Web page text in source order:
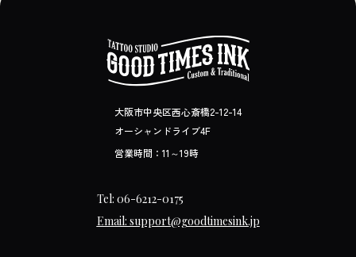
大阪市中央区西心斎橋2-12-14
オーシャンドライブ4F
営業時間：11～19時
Tel: 06-6212-0175
Email: support@goodtimesink.jp